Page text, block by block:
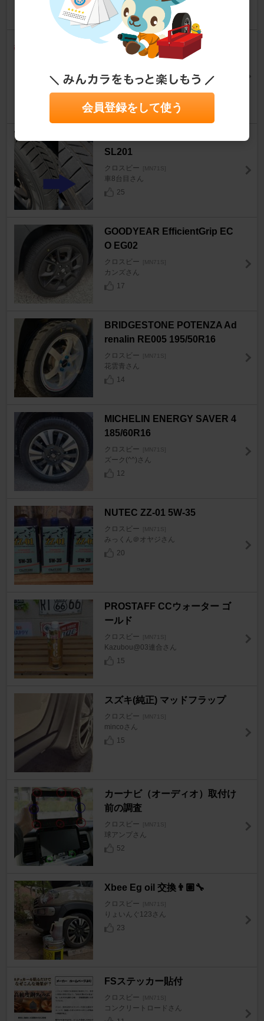
35
KYB / カヤバ NEW SR SPECIA
クロスビー [MN71S]
千鳥格子さん
SL201
クロスビー [MN71S]
車8台目さん
25
GOODYEAR EfficientGrip EC
O EG02
クロスビー [MN71S]
カンズさん
17
BRIDGESTONE POTENZA Ad
renalin RE005 195/50R16
クロスビー [MN71S]
花雲青さん
14
MICHELIN ENERGY SAVER 4
185/60R16
クロスビー [MN71S]
ズーク(^^)さん
12
NUTEC ZZ-01 5W-35
クロスビー [MN71S]
みっくん＠オヤジさん
20
PROSTAFF CCウォーター ゴ
ールド
クロスビー [MN71S]
Kazubou@03連合さん
15
スズキ(純正) マッドフラップ
クロスビー [MN71S]
mincoさん
15
カーナビ（オーディオ）取付け
前の調査
クロスビー [MN71S]
球アンプさん
52
Xbee Eg oil 交換👨🏽‍🔧
クロスビー [MN71S]
りょいんぐ123さん
23
FSステッカー貼付
クロスビー [MN71S]
コンクリートロードさん
会員登録をして使う